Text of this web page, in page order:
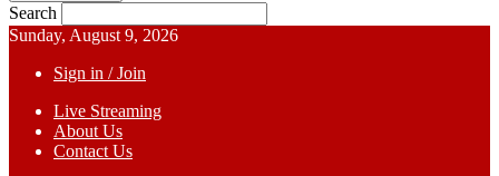
Search
Sunday, August 9, 2026
Sign in / Join
Live Streaming
About Us
Contact Us